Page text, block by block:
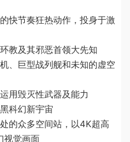
快节奏狂热动作，投身于激
教及其邪恶首领大先知
、巨型战列舰和未知的虚空
用毁灭性武器及能力
科幻新宇宙
的众多空间站，以4K超高
视觉画面